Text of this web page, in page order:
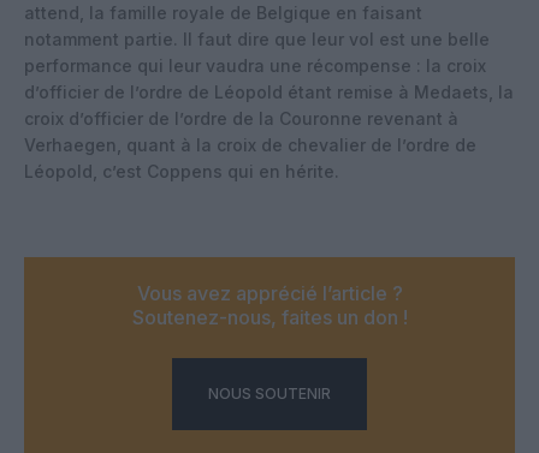
attend, la famille royale de Belgique en faisant
notamment partie. Il faut dire que leur vol est une belle
performance qui leur vaudra une récompense : la croix
d’officier de l’ordre de Léopold étant remise à Medaets, la
croix d’officier de l’ordre de la Couronne revenant à
Verhaegen, quant à la croix de chevalier de l’ordre de
Léopold, c’est Coppens qui en hérite.
Vous avez apprécié l’article ?
Soutenez-nous, faites un don !
NOUS SOUTENIR